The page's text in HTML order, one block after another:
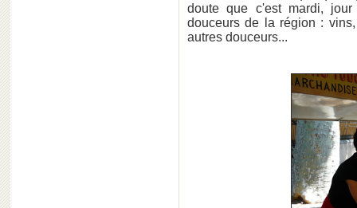
doute que c'est mardi,
douceurs de la région :
autres douceurs...